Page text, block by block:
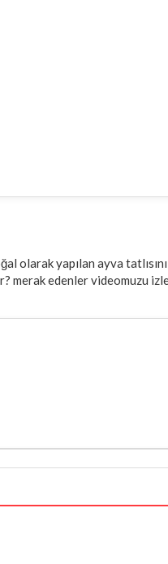
olarak yapılan ayva
merak edenler videomuzu